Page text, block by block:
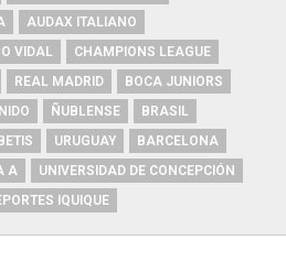
AUDAX ITALIANO
VIDAL
CHAMPIONS LEAGUE
REAL MADRID
BOCA JUNIORS
ÑUBLENSE
BRASIL
URUGUAY
BARCELONA
A
UNIVERSIDAD DE CONCEPCIÓN
IQUIQUE